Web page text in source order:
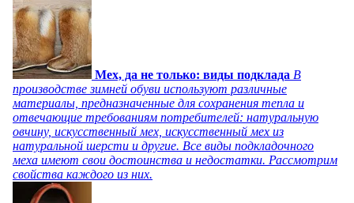
Мех, да не только: виды подклада В
производстве зимней обуви используют различные
материалы, предназначенные для сохранения тепла и
отвечающие требованиям потребителей: натуральную
овчину, искусственный мех, искусственный мех из
натуральной шерсти и другие. Все виды подкладочного
меха имеют свои достоинства и недостатки. Рассмотрим
свойства каждого из них.